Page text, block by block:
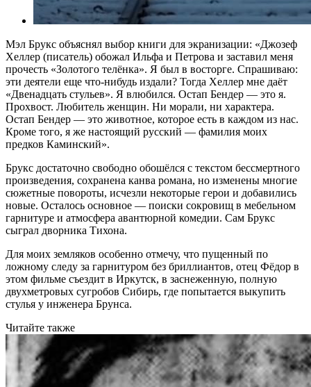
Мэл Брукс объяснял выбор книги для экранизации: «Джозеф
Хеллер (писатель) обожал Ильфа и Петрова и заставил меня
прочесть «Золотого телёнка». Я был в восторге. Спрашиваю:
эти деятели еще что-нибудь издали? Тогда Хеллер мне даёт
«Двенадцать стульев». Я влюбился. Остап Бендер — это я.
Прохвост. Любитель женщин. Ни морали, ни характера.
Остап Бендер — это животное, которое есть в каждом из нас.
Кроме того, я же настоящий русский — фамилия моих
предков Каминский».
Брукс достаточно свободно обошёлся с текстом бессмертного
произведения, сохранена канва романа, но изменены многие
сюжетные повороты, исчезли некоторые герои и добавились
новые. Осталось основное — поиски сокровищ в мебельном
гарнитуре и атмосфера авантюрной комедии. Сам Брукс
сыграл дворника Тихона.
Для моих земляков особенно отмечу, что пущенный по
ложному следу за гарнитуром без бриллиантов, отец Фёдор в
этом фильме съездит в Иркутск, в заснеженную, полную
двухметровых сугробов Сибирь, где попытается выкупить
стулья у инженера Брунса.
Читайте также